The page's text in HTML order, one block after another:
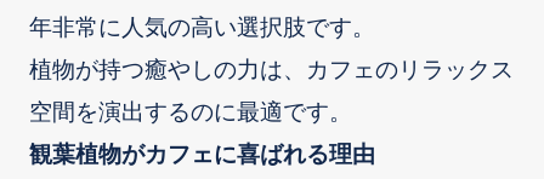
年非常に人気の高い選択肢です。
植物が持つ癒やしの力は、カフェのリラックス
空間を演出するのに最適です。
観葉植物がカフェに喜ばれる理由